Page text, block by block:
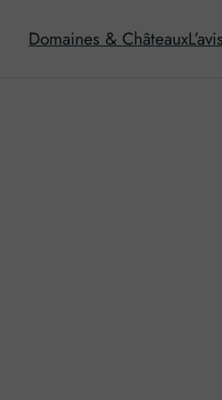
Domaines & Châteaux